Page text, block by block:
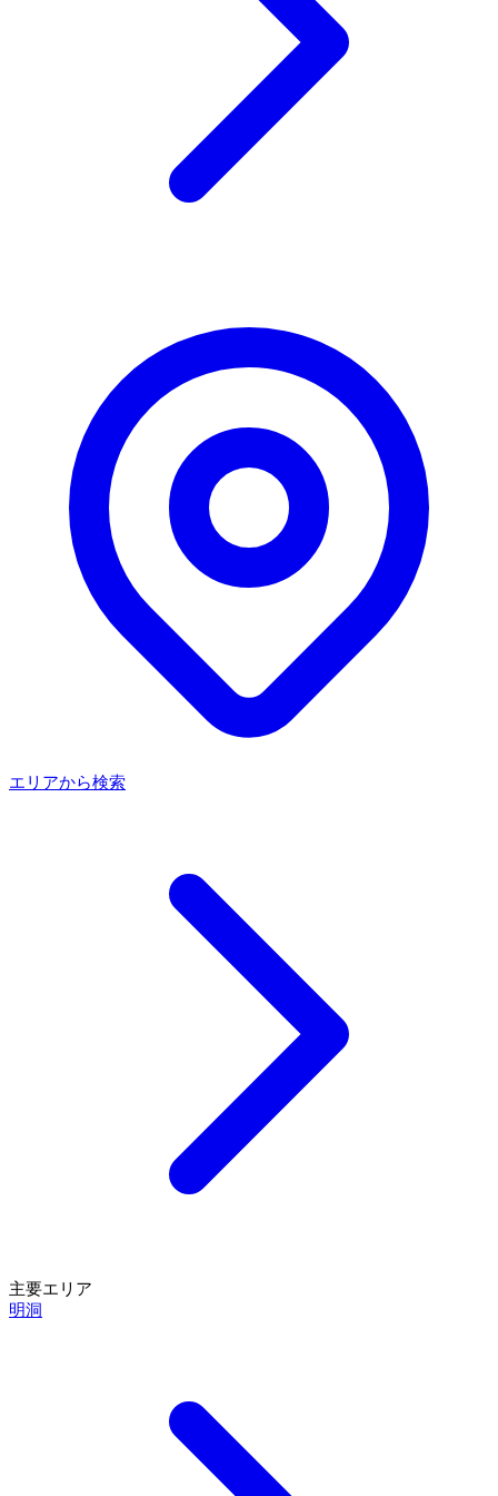
エリアから検索
主要エリア
明洞